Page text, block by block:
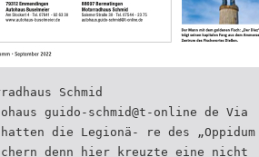
Schmid
guido-schmid@t-online de Via
die Legionä- re des „Oppidum
denn hier kreuzte eine nicht